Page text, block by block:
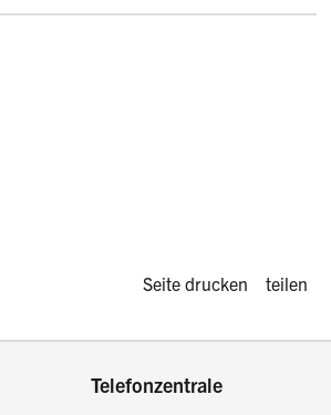
Diese Seite
Seite drucken teilen
Telefonzentrale